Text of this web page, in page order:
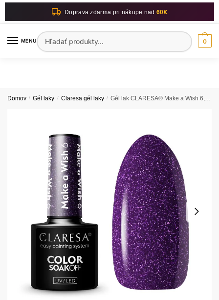
Skip
Skip
Doprava zdarma pri nákupe nad60€
MENUHľadať:
0
Domov / Gél laky / Claresa gél laky / Gél lak CLARESA® Make a Wish 6, 5g